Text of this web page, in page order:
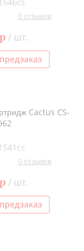
0 отзывов
p/ шт.
Cactus CS-
0 отзывов
p/ шт.